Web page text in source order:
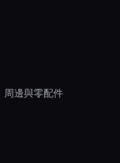
周邊與零配件